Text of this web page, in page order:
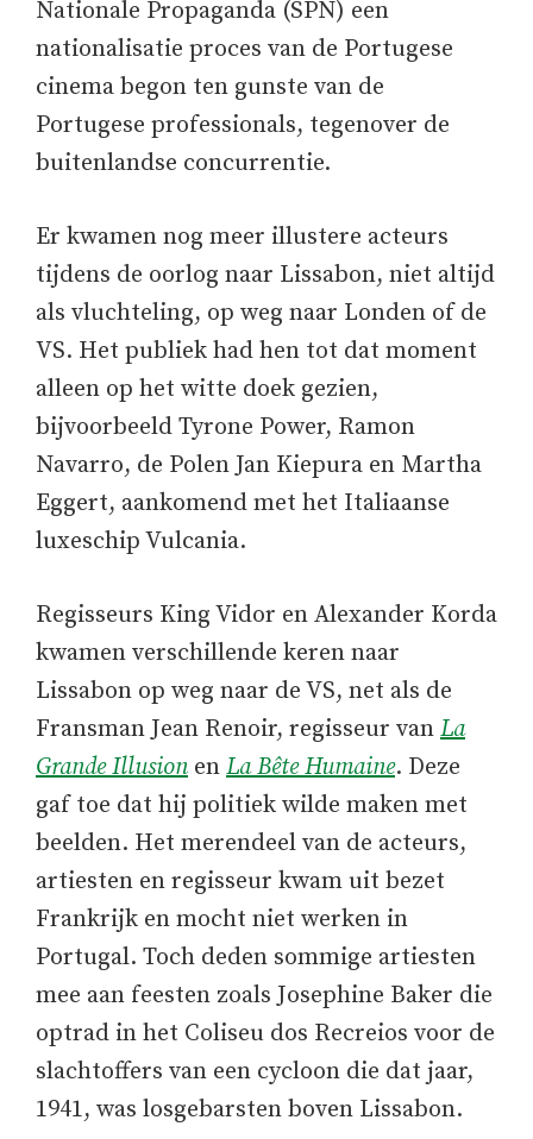
Nationale Propaganda (SPN) een
nationalisatie proces van de Portugese
cinema begon ten gunste van de
Portugese professionals, tegenover de
buitenlandse concurrentie.
Er kwamen nog meer illustere acteurs
tijdens de oorlog naar Lissabon, niet altijd
als vluchteling, op weg naar Londen of de
VS. Het publiek had hen tot dat moment
alleen op het witte doek gezien,
bijvoorbeeld Tyrone Power, Ramon
Navarro, de Polen Jan Kiepura en Martha
Eggert, aankomend met het Italiaanse
luxeschip Vulcania.
Regisseurs King Vidor en Alexander Korda
kwamen verschillende keren naar
Lissabon op weg naar de VS, net als de
Fransman Jean Renoir, regisseur van La
Grande Illusion en La Bête Humaine. Deze
gaf toe dat hij politiek wilde maken met
beelden. Het merendeel van de acteurs,
artiesten en regisseur kwam uit bezet
Frankrijk en mocht niet werken in
Portugal. Toch deden sommige artiesten
mee aan feesten zoals Josephine Baker die
optrad in het Coliseu dos Recreios voor de
slachtoffers van een cycloon die dat jaar,
1941, was losgebarsten boven Lissabon.